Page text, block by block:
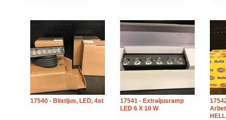
17540 - Blixtljus, LED, 4st
17541 - Extraljusramp
LED 6 X 10 W